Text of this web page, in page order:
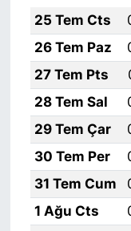
25 Tem Cts
26 Tem Paz
27 Tem Pts
28 Tem Sal
29 Tem Çar
30 Tem Per
31 Tem Cum
1 Ağu Cts